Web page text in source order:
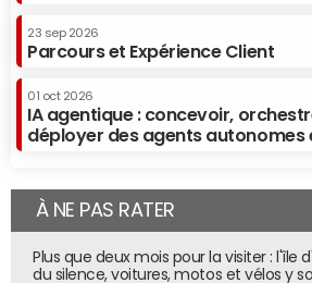
23 sep 2026
Parcours et Expérience Client
01 oct 2026
IA agentique : concevoir,
déployer des agents autonomes
À NE PAS RATER
Plus que deux mois pour la visiter : l'île
du silence, voitures, motos et vélos y